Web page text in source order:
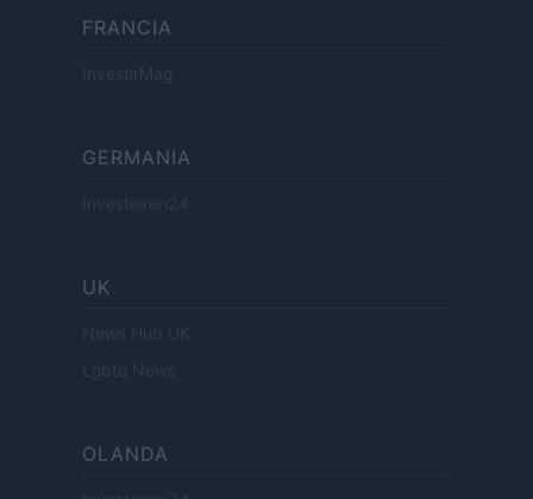
FRANCIA
InvestirMag
GERMANIA
Investieren24
UK
News Hub UK
Lgbtq News
OLANDA